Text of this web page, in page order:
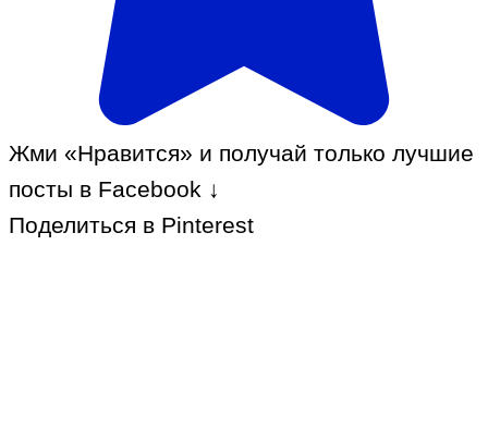
Жми «Нравится» и получай только лучшие
посты в Facebook ↓
Поделиться в Pinterest